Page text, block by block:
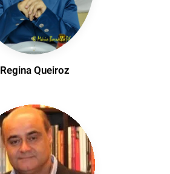
Regina Queiroz